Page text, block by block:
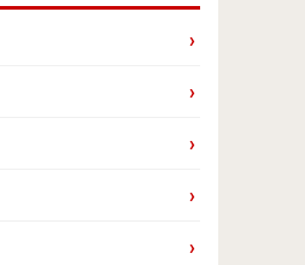
›
›
›
›
›